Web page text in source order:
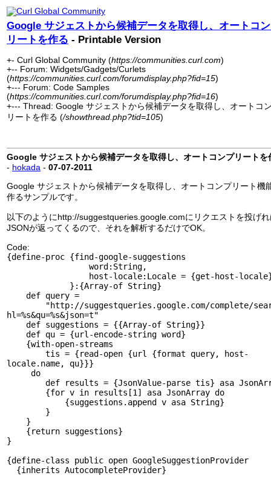
Google サジェストから候補データを取得し、オートコ
リートを作る - Printable Version
+- Curl Global Community (https://communities.curl.com)
+-- Forum: Widgets/Gadgets/Curlets
(https://communities.curl.com/forumdisplay.php?fid=15)
+--- Forum: Code Samples
(https://communities.curl.com/forumdisplay.php?fid=16)
+--- Thread: Google サジェストから候補データを取得し、オートコ
リートを作る (/showthread.php?tid=105)
Google サジェストから候補データを取得し、オートコンプリートを
- hokada - 07-07-2011
Google サジェストから候補データを取得し、オートコンプリート機
作るサンプルです。
以下のようにhttp://suggestqueries.google.comにリクエストを投げ
JSONが返ってくるので、それを解析するだけでOK。
Code:
{define-proc {find-google-suggestions
word:String,
host-locale:Locale = {get-host-
}:{Array-of String}
def query =
"http://suggestqueries.google.com/complete/
hl=%s&qu=%s&json=t"
def suggestions = {{Array-of String}}
def qu = {url-encode-string word}
{with-open-streams
tis = {read-open {url {format query, host-
locale.name, qu}}}
do
def results = {JsonValue-parse tis} asa
{for v in results[1] asa JsonArray do
{suggestions.append v asa String}
}
}
{return suggestions}
}
{define-class public open GoogleSuggestionProvider
{inherits AutocompleteProvider}